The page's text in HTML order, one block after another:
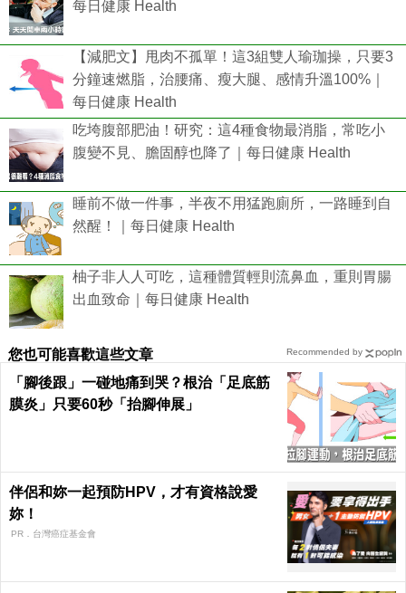
每日健康 Health
【減肥文】甩肉不孤單！這3組雙人瑜珈操，只要3
分鐘速燃脂，治腰痛、瘦大腿、感情升溫100%｜
每日健康 Health
吃垮腹部肥油！研究：這4種食物最消脂，常吃小
腹變不見、膽固醇也降了｜每日健康 Health
睡前不做一件事，半夜不用猛跑廁所，一路睡到自
然醒！｜每日健康 Health
柚子非人人可吃，這種體質輕則流鼻血，重則胃腸
出血致命｜每日健康 Health
您也可能喜歡這些文章
「腳後跟」一碰地痛到哭？根治「足底筋
膜炎」只要60秒「抬腳伸展」
伴侶和妳一起預防HPV，才有資格說愛
妳！
PR．台灣癌症基金會
Recommended by